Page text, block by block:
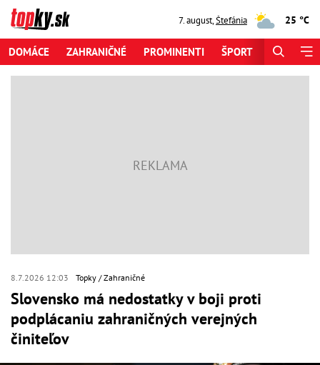
7. august,Štefánia 25 °C
DOMÁCE ZAHRANIČNÉ PROMINENTI ŠPORT
8.7.2026 12:03 Topky Zahraničné
Slovensko má nedostatky v boji proti
podplácaniu zahraničných verejných
činiteľov